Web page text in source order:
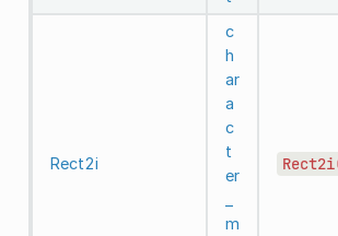
Rect2i
c
h
ar
a
c
t
er
m